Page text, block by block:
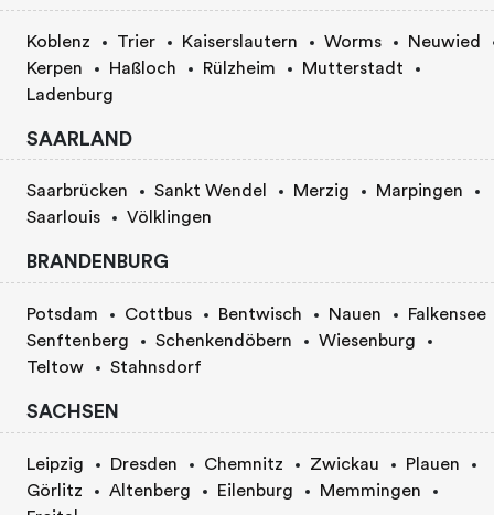
Koblenz Trier Kaiserslautern Worms
Neuwied
Kerpen
Haßloch Rülzheim
Mutterstadt
Ladenburg
SAARLAND
Saarbrücken Sankt Wendel Merzig
Marpingen
Saarlouis
Völklingen
BRANDENBURG
Potsdam Cottbus Bentwisch Nauen
Falkensee
Senftenberg
Schenkendöbern
Wiesenburg
Teltow
Stahnsdorf
SACHSEN
Leipzig Dresden Chemnitz Zwickau
Plauen
Görlitz
Altenberg Eilenburg
Memmingen